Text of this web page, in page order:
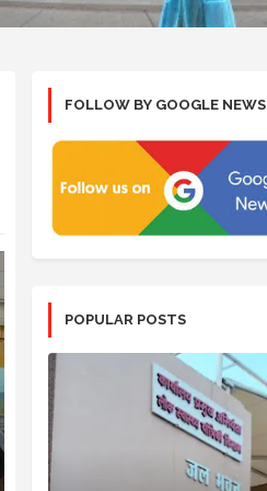
FOLLOW BY GOOGLE NEWS
POPULAR POSTS